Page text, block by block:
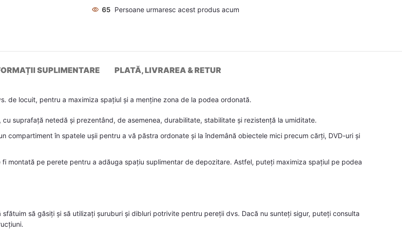
65 Persoane urmaresc acest produs acum
SUPLIMENTARE PLATĂ, LIVRAREA & RETUR
de locuit, pentru a maximiza spațiul și a menține zona de la podea ordonată.
suprafață netedă și prezentând, de asemenea, durabilitate, stabilitate și rezistență la umiditate.
compartiment în spatele ușii pentru a vă păstra ordonate și la îndemână obiectele mici precum cărți, DVD-uri și
montată pe perete pentru a adăuga spațiu suplimentar de depozitare. Astfel, puteți maximiza spațiul pe podea
să găsiți și să utilizați șuruburi și dibluri potrivite pentru pereții dvs. Dacă nu sunteți sigur, puteți consulta